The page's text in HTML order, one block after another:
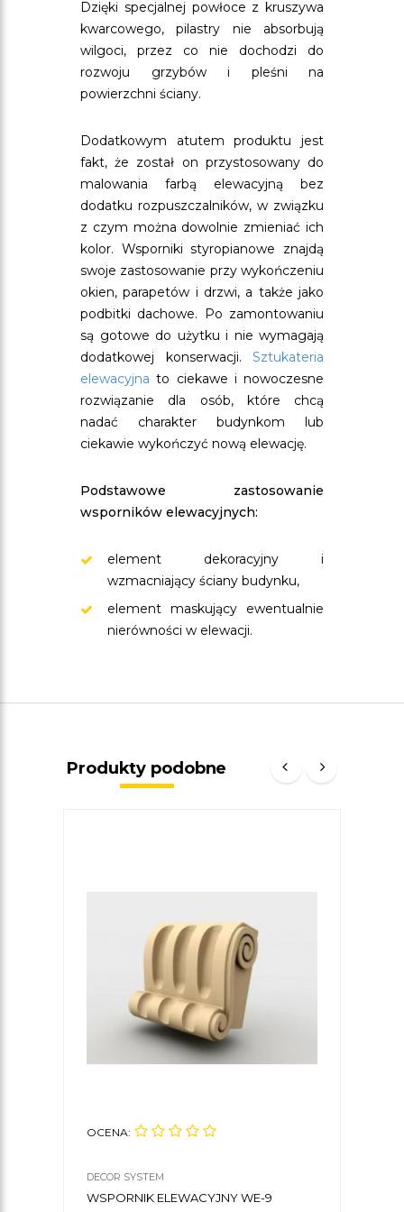
Dzięki specjalnej powłoce z kruszywa
kwarcowego, pilastry nie absorbują
wilgoci, przez co nie dochodzi do
rozwoju grzybów i pleśni na
powierzchni ściany.
Dodatkowym atutem produktu jest
fakt, że został on przystosowany do
malowania farbą elewacyjną bez
dodatku rozpuszczalników, w związku
z czym można dowolnie zmieniać ich
kolor. Wsporniki styropianowe znajdą
swoje zastosowanie przy wykończeniu
okien, parapetów i drzwi, a także jako
podbitki dachowe. Po zamontowaniu
są gotowe do użytku i nie wymagają
dodatkowej konserwacji. Sztukateria
elewacyjna to ciekawe i nowoczesne
rozwiązanie dla osób, które chcą
nadać charakter budynkom lub
ciekawie wykończyć nową elewację.
Podstawowe zastosowanie
wsporników elewacyjnych:
element dekoracyjny i
wzmacniający ściany budynku,
element maskujący ewentualnie
nierówności w elewacji.
Produkty podobne
OCENA:
DECOR SYSTEM
WSPORNIK ELEWACYJNY WE-9